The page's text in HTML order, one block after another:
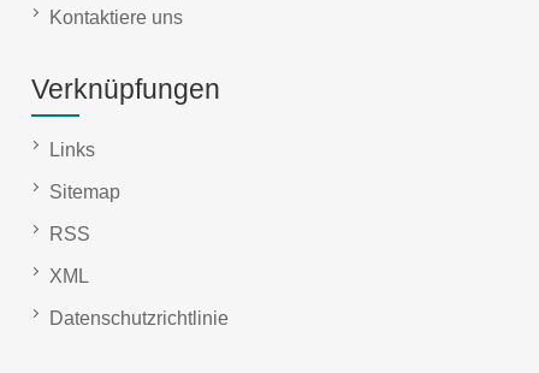
Kontaktiere uns
Verknüpfungen
Links
Sitemap
RSS
XML
Datenschutzrichtlinie